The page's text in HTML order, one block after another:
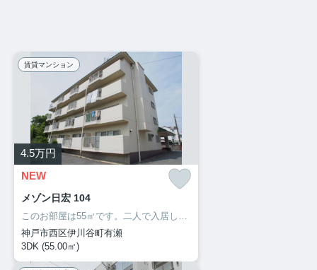
賃貸マンション
4.5万円
NEW
メゾン日宏 104
このお部屋は55㎡です。二人で入居して光熱費も生活費も抑えられるお住まい。新しい日々を送るにふさわしい、きれいな室内です。3DKの間取りです。自分のライフスタイルに必要なお住まいをお選びください。お住まい探しをサポートしてまいります。
神戸市西区伊川谷町有瀬
3DK (55.00㎡)